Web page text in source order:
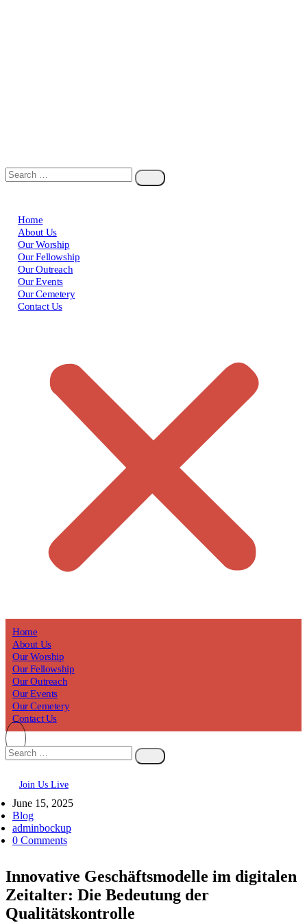
Home
About Us
Our Worship
Our Fellowship
Our Outreach
Our Events
Our Cemetery
Contact Us
Home
About Us
Our Worship
Our Fellowship
Our Outreach
Our Events
Our Cemetery
Contact Us
Join Us Live
June 15, 2025
Blog
adminbockup
0 Comments
Innovative Geschäftsmodelle im digitalen
Zeitalter: Die Bedeutung der
Qualitätskontrolle